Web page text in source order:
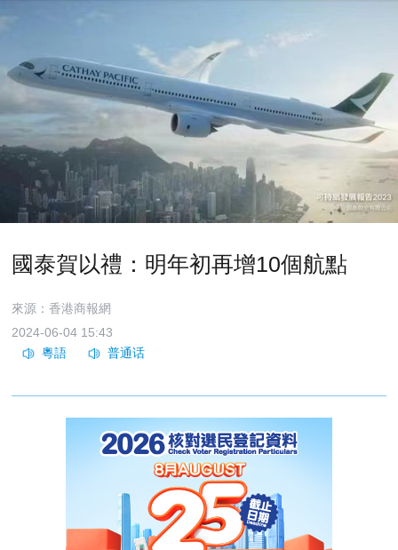
國泰賀以禮：明年初再增10個航點
來源：香港商報網
2024-06-04 15:43